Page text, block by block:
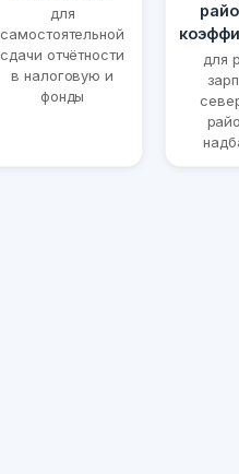
для
самостоятельной
сдачи отчётности
в налоговую и
фонды
для